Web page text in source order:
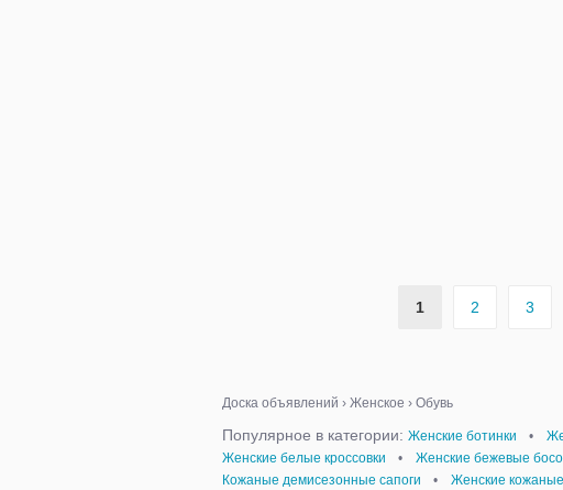
1 2 3
Доска объявлений › Женское › Обувь
Популярное в категории: Женские ботинки •
Женские белые кроссовки
• Женские бежевые
Кожаные демисезонные сапоги
• Женские